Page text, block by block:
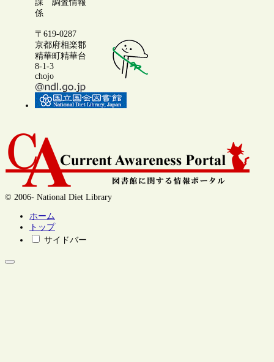
課 調査情報
係
〒619-0287
京都府相楽郡
精華町精華台
8-1-3
chojo
© 2006- National Diet Library
ホーム
トップ
サイドバー